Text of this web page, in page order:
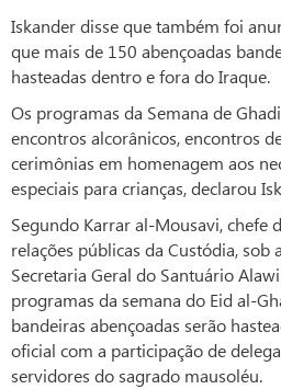
Iskander disse que também foi
que mais de 150 abençoadas
hasteadas dentro e fora do Iraque.
Os programas da Semana de
encontros alcorânicos, encontros
cerimônias em homenagem aos
especiais para crianças, declarou
Segundo Karrar al-Mousavi, chefe
relações públicas da Custódia, sob
Secretaria Geral do Santuário
programas da semana do Eid al-
bandeiras abençoadas serão
oficial com a participação de
servidores do sagrado mausoléu.